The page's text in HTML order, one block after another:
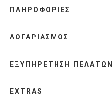
ΠΛΗΡΟΦΟΡΙΕΣ
ΛΟΓΑΡΙΑΣΜΟΣ
ΕΞΥΠΗΡΕΤΗΣΗ ΠΕΛΑΤΩΝ
EXTRAS